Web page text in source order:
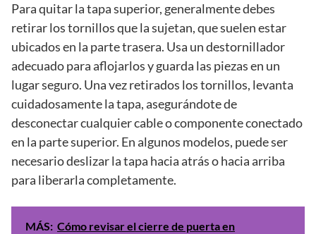
Para quitar la tapa superior, generalmente debes
retirar los tornillos que la sujetan, que suelen estar
ubicados en la parte trasera. Usa un destornillador
adecuado para aflojarlos y guarda las piezas en un
lugar seguro. Una vez retirados los tornillos, levanta
cuidadosamente la tapa, asegurándote de
desconectar cualquier cable o componente conectado
en la parte superior. En algunos modelos, puede ser
necesario deslizar la tapa hacia atrás o hacia arriba
para liberarla completamente.
MÁS: Cómo revisar el cierre de puerta en